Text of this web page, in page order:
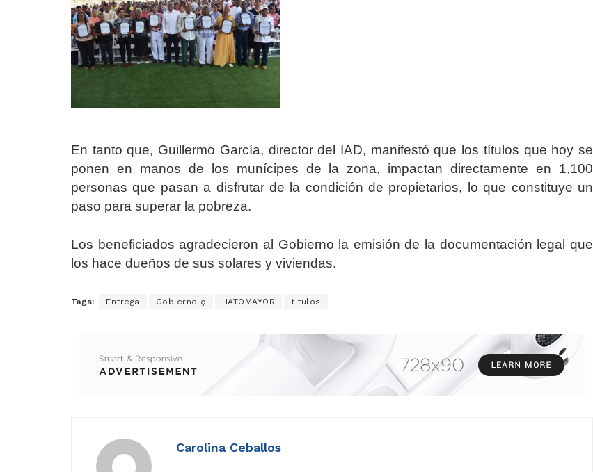
En tanto que, Guillermo García, director del IAD, manifestó que los títulos que hoy se
ponen en manos de los munícipes de la zona, impactan directamente en 1,100
personas que pasan a disfrutar de la condición de propietarios, lo que constituye un
paso para superar la pobreza.
Los beneficiados agradecieron al Gobierno la emisión de la documentación legal que
los hace dueños de sus solares y viviendas.
Tags: Entrega Gobierno ç HATOMAYOR titulos
Carolina Ceballos